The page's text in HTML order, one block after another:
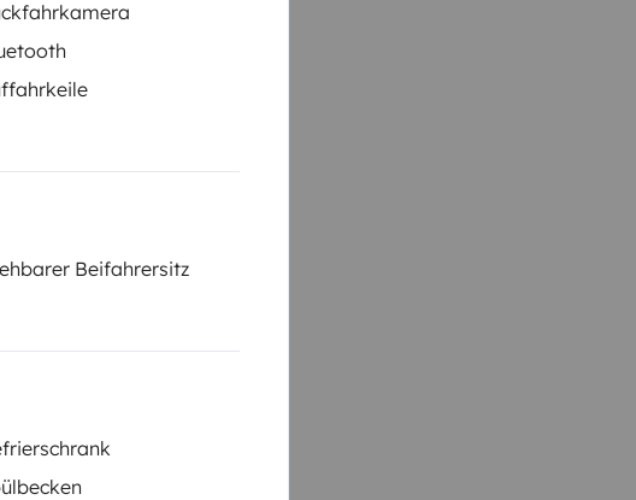
Beifahrersitz